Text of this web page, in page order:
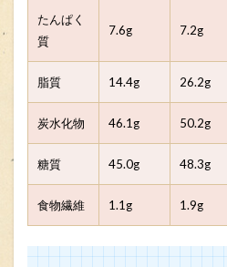
たんぱく
質
7.6g 7.2g
脂質 14.4g 26.2g
炭水化物 46.1g 50.2g
糖質 45.0g 48.3g
食物繊維 1.1g 1.9g